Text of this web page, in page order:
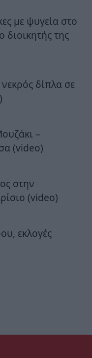
με ψυγεία στο
διοικητής της
δίπλα σε
–
(video)
στην
(video)
εκλογές